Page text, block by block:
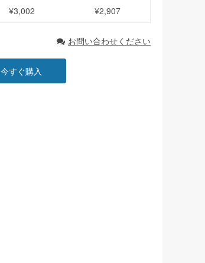
¥3,002 ¥2,907
お問い合わせください
今すぐ購入